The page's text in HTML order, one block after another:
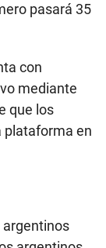
pasará 35
con
mediante
que los
plataforma en
argentinos